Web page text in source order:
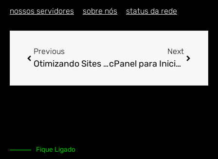
nossos servidores sobre nós status da rede
Previous
Otimizando Sites Joomla com Ferramentas do cPanel.
Next
cPanel para Iniciantes: Primeiros Passos e Configuração.
Fique Ligado